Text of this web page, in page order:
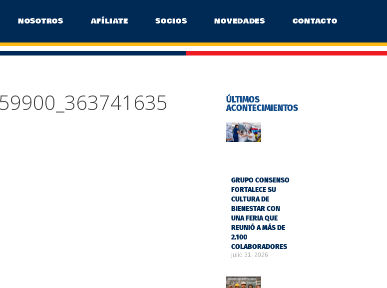
NOSOTROS AFÍLIATE SOCIOS NOVEDADES CONTACTO
ÚLTIMOS
ACONTECIMIENTOS
GRUPO CONSENSO
FORTALECE SU
CULTURA DE
BIENESTAR CON
UNA FERIA QUE
REUNIÓ A MÁS DE
2.100
COLABORADORES
julio 31, 2026